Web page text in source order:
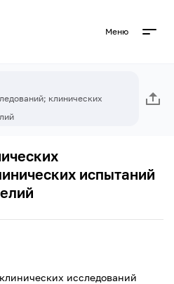
Меню
клинических
испытаний
исследований